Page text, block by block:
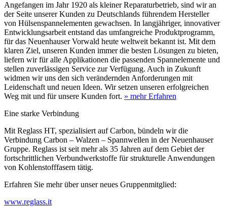
Angefangen im Jahr 1920 als kleiner Reparaturbetrieb, sind wir an
der Seite unserer Kunden zu Deutschlands führendem Hersteller
von Hülsenspannelementen gewachsen. In langjähriger, innovativer
Entwicklungsarbeit entstand das umfangreiche Produktprogramm,
für das Neuenhauser Vorwald heute weltweit bekannt ist. Mit dem
klaren Ziel, unseren Kunden immer die besten Lösungen zu bieten,
liefern wir für alle Applikationen die passenden Spannelemente und
stellen zuverlässigen Service zur Verfügung. Auch in Zukunft
widmen wir uns den sich verändernden Anforderungen mit
Leidenschaft und neuen Ideen. Wir setzen unseren erfolgreichen
Weg mit und für unsere Kunden fort. » mehr Erfahren
Eine starke Verbindung
Mit Reglass HT, spezialisiert auf Carbon, bündeln wir die
Verbindung Carbon – Walzen – Spannwellen in der Neuenhauser
Gruppe. Reglass ist seit mehr als 35 Jahren auf dem Gebiet der
fortschrittlichen Verbundwerkstoffe für strukturelle Anwendungen
von Kohlenstofffasern tätig.
Erfahren Sie mehr über unser neues Gruppenmitglied:
www.reglass.it